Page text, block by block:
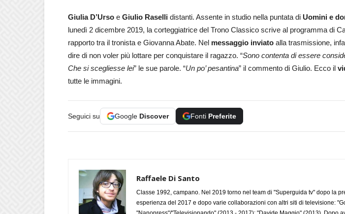
Giulia D’Urso e Giulio Raselli distanti. Assente in studio nella puntata di Uomini e
lunedì 2 dicembre 2019, la corteggiatrice del Trono Classico scrive al programma di
rapporto tra il tronista e Giovanna Abate. Nel messaggio inviato alla trasmissione,
dire di non voler più lottare per conquistare il ragazzo. “Sono contenta di essere
Che si scegliesse lei” le sue parole. “Un po’ pesantina” il commento di Giulio. Ecco il
tutte le immagini.
Seguici su Google Discover Fonti Preferite
Raffaele Di Santo
Classe 1992, campano. Nel 2019 torno nel team di "Superguida tv" dopo la
esperienza del 2017 e dopo varie collaborazioni con altri siti di televisione: